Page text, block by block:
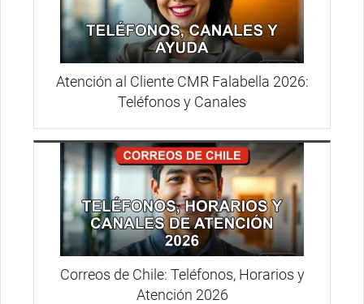
Atención al Cliente CMR Falabella 2026:
Teléfonos y Canales
Correos de Chile: Teléfonos, Horarios y
Atención 2026